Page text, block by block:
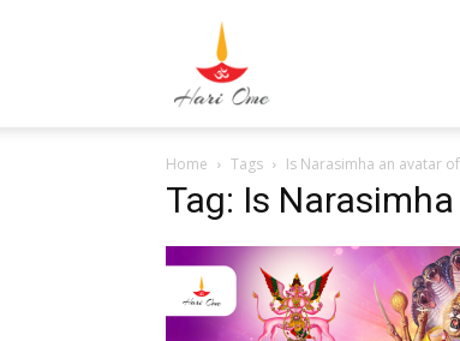
Home Tags Is Narasimha an avatar of
Tag: Is